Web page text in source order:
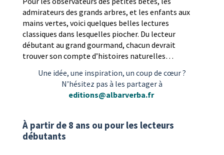
admirateurs des grands arbres, et les enfants aux
mains vertes, voici quelques belles lectures
classiques dans lesquelles piocher. Du lecteur
débutant au grand gourmand, chacun devrait
trouver son compte d’histoires naturelles…
Une idée, une inspiration, un coup de cœur ?
N’hésitez pas à les partager à
editions@albarverba.fr
À partir de 8 ans ou pour les lecteurs
débutants